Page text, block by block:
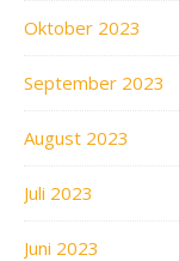
Oktober 2023
September 2023
August 2023
Juli 2023
Juni 2023